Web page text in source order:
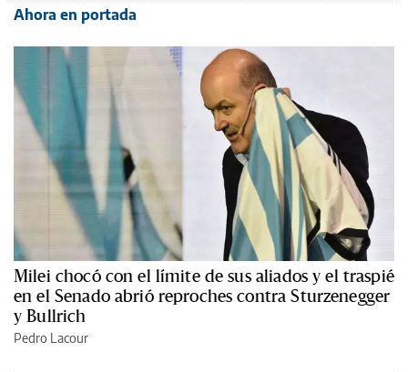
Ahora en portada
Milei chocó con el límite de sus aliados y el traspié
en el Senado abrió reproches contra Sturzenegger
y Bullrich
Pedro Lacour